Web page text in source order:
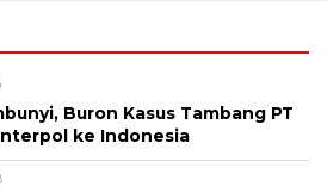
Buron Kasus Tambang PT
ke Indonesia